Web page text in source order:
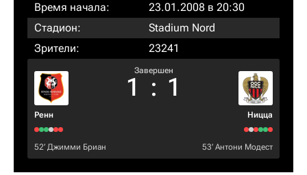
Время начала:
23.01.2008 в 20:30
Стадион:
Stadium Nord
Зрители:
23241
Ренн
Завершен
1 : 1
Ницца
52‎’‎ Джимми Бриан 53‎’‎ Антони Модест